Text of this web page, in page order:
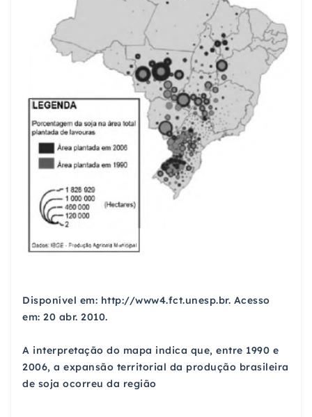
Disponível em: http://www4.fct.unesp.br. Acesso
em: 20 abr. 2010.
A interpretação do mapa indica que, entre 1990 e
2006, a expansão territorial da produção brasileira
de soja ocorreu da região